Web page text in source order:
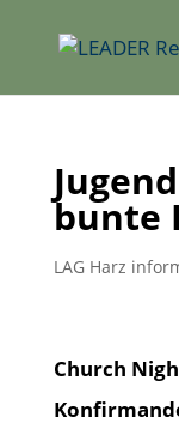
bunte
LAG Harz
Church